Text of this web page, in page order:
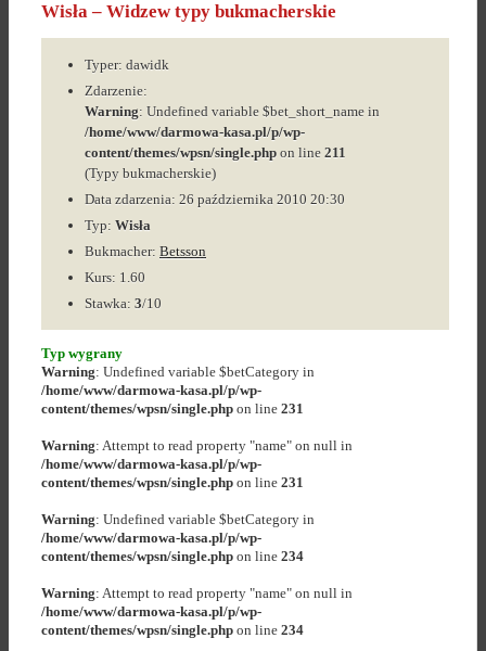
Wisła – Widzew typy bukmacherskie
Typer: dawidk
Zdarzenie:
Warning: Undefined variable $bet_short_name in
/home/www/darmowa-kasa.pl/p/wp-
content/themes/wpsn/single.php on line 211
(Typy bukmacherskie)
Data zdarzenia: 26 października 2010 20:30
Typ: Wisła
Bukmacher: Betsson
Kurs: 1.60
Stawka: 3/10
Typ wygrany
Warning: Undefined variable $betCategory in
/home/www/darmowa-kasa.pl/p/wp-
content/themes/wpsn/single.php on line 231
Warning: Attempt to read property "name" on null in
/home/www/darmowa-kasa.pl/p/wp-
content/themes/wpsn/single.php on line 231
Warning: Undefined variable $betCategory in
/home/www/darmowa-kasa.pl/p/wp-
content/themes/wpsn/single.php on line 234
Warning: Attempt to read property "name" on null in
/home/www/darmowa-kasa.pl/p/wp-
content/themes/wpsn/single.php on line 234